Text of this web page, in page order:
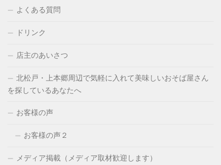
よくある質問
ドリンク
店主のあいさつ
北松戸・上本郷周辺で気軽に入れて美味しいおそば屋さん
を探しているあなたへ
お客様の声
お客様の声２
メディア掲載（メディア取材歓迎します）